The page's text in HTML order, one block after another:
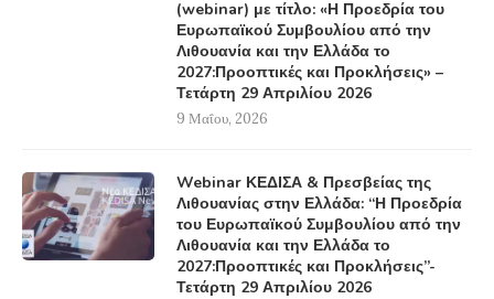
(webinar) με τίτλο: «Η Προεδρία του
Ευρωπαϊκού Συμβουλίου από την
Λιθουανία και την Ελλάδα το
2027:Προοπτικές και Προκλήσεις» –
Τετάρτη 29 Απριλίου 2026
9 Μαΐου, 2026
Webinar ΚΕΔΙΣΑ & Πρεσβείας της
Λιθουανίας στην Ελλάδα: “Η Προεδρία
του Ευρωπαϊκού Συμβουλίου από την
Λιθουανία και την Ελλάδα το
2027:Προοπτικές και Προκλήσεις”-
Τετάρτη 29 Απριλίου 2026